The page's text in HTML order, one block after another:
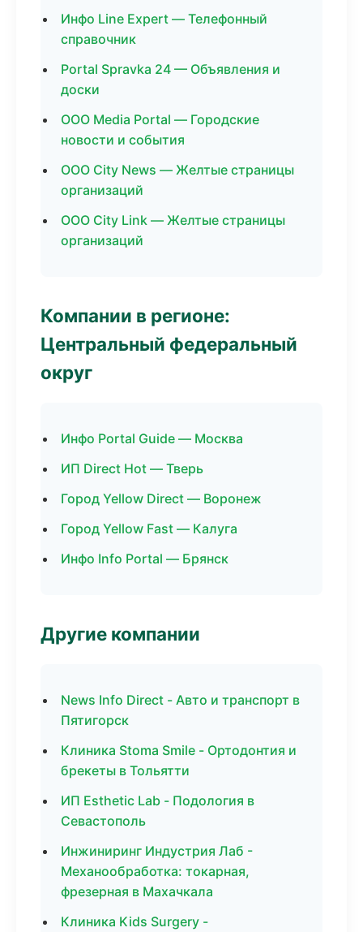
Инфо Line Expert — Телефонный
справочник
Portal Spravka 24 — Объявления и
доски
ООО Media Portal — Городские
новости и события
ООО City News — Желтые страницы
организаций
ООО City Link — Желтые страницы
организаций
Компании в регионе:
Центральный федеральный
округ
Инфо Portal Guide — Москва
ИП Direct Hot — Тверь
Город Yellow Direct — Воронеж
Город Yellow Fast — Калуга
Инфо Info Portal — Брянск
Другие компании
News Info Direct - Авто и транспорт в
Пятигорск
Клиника Stoma Smile - Ортодонтия и
брекеты в Тольятти
ИП Esthetic Lab - Подология в
Севастополь
Инжиниринг Индустрия Лаб -
Механообработка: токарная,
фрезерная в Махачкала
Клиника Kids Surgery -